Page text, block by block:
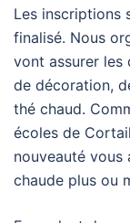
Les inscriptions
finalisé. Nous
vont assurer les
de décoration,
thé chaud.
écoles de
nouveauté vous
chaude plus ou